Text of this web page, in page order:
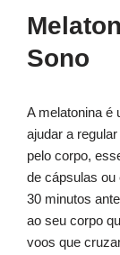
Sono
A melatonina é
ajudar a
pelo corpo,
de cápsulas ou
30 minutos
ao seu corpo
voos que